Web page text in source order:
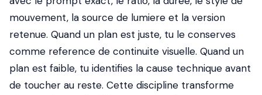
mouvement, la source de lumiere et la version
retenue. Quand un plan est juste, tu le conserves
comme reference de continuite visuelle. Quand un
plan est faible, tu identifies la cause technique avant
de toucher au reste. Cette discipline transforme